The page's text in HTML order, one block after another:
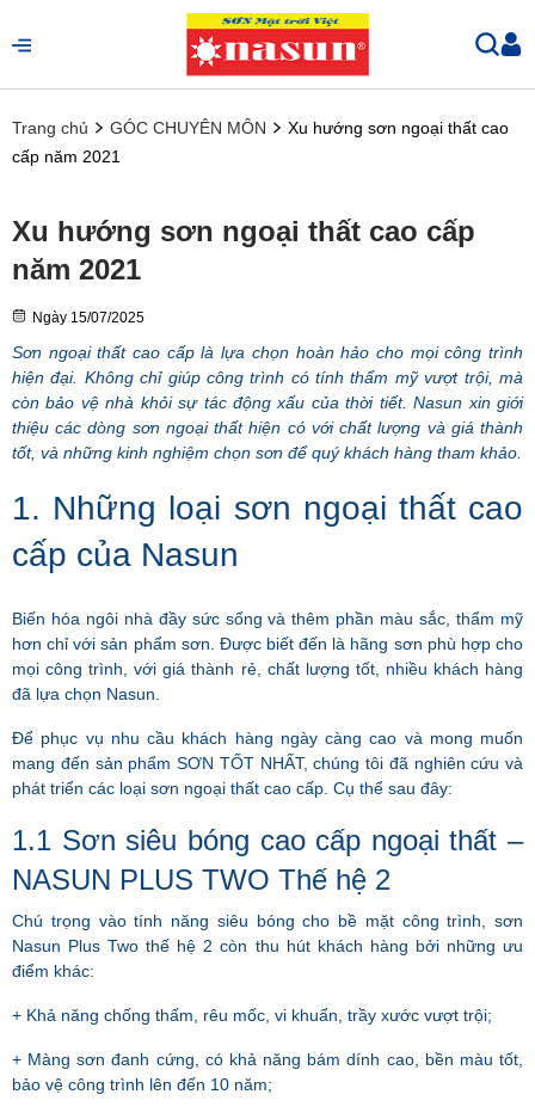
Trang chủ GÓC CHUYÊN MÔN
Xu hướng sơn ngoại thất cao
cấp năm 2021
Xu hướng sơn ngoại thất cao cấp
năm 2021
Ngày 15/07/2025
Sơn ngoại thất cao cấp là lựa chọn hoàn hảo cho mọi công trình
hiện đại. Không chỉ giúp công trình có tính thẩm mỹ vượt trội, mà
còn bảo vệ nhà khỏi sự tác động xấu của thời tiết. Nasun xin giới
thiệu các dòng sơn ngoại thất hiện có với chất lượng và giá thành
tốt, và những kinh nghiệm chọn sơn để quý khách hàng tham khảo.
1. Những loại sơn ngoại thất cao
cấp của Nasun
Biến hóa ngôi nhà đầy sức sống và thêm phần màu sắc, thẩm mỹ
hơn chỉ với sản phẩm sơn. Được biết đến là hãng sơn phù hợp cho
mọi công trình, với giá thành rẻ, chất lượng tốt, nhiều khách hàng
đã lựa chọn Nasun.
Để phục vụ nhu cầu khách hàng ngày càng cao và mong muốn
mang đến sản phẩm SƠN TỐT NHẤT, chúng tôi đã nghiên cứu và
phát triển các loại sơn ngoại thất cao cấp. Cụ thể sau đây:
1.1 Sơn siêu bóng cao cấp ngoại thất –
NASUN PLUS TWO Thế hệ 2
Chú trọng vào tính năng siêu bóng cho bề mặt công trình, sơn
Nasun Plus Two thế hệ 2 còn thu hút khách hàng bởi những ưu
điểm khác:
+ Khả năng chống thấm, rêu mốc, vi khuẩn, trầy xước vượt trội;
+ Màng sơn đanh cứng, có khả năng bám dính cao, bền màu tốt,
bảo vệ công trình lên đến 10 năm;